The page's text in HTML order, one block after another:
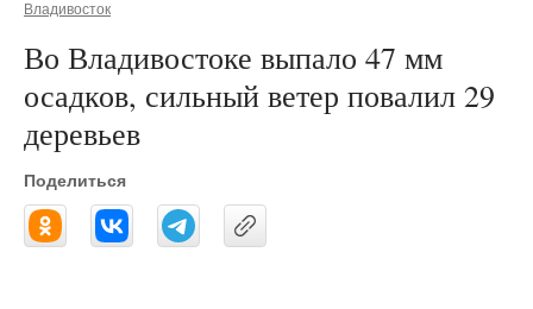
Владивосток
Во Владивостоке выпало 47 мм
осадков, сильный ветер повалил 29
деревьев
Поделиться